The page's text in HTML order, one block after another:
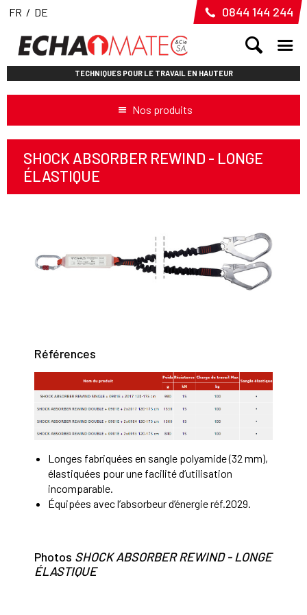
FR / DE 0844 144 244
TECHNIQUES POUR LE TRAVAIL EN HAUTEUR
Nos produits
SHOCK ABSORBER REWIND - LONGE
ÉLASTIQUE
Références
Longes fabriquées en sangle polyamide (32 mm),
élastiquées pour une facilité d’utilisation
incomparable.
Équipées avec l’absorbeur d’énergie réf.2029.
Photos SHOCK ABSORBER REWIND - LONGE
ÉLASTIQUE